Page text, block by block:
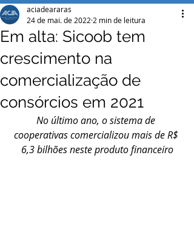
Em alta: Sicoob tem
crescimento na
comercialização de
consórcios em 2021
aciadeararas
24 de mai. de 2022 2 min de leitura
No último ano, o sistema de
cooperativas comercializou mais de R$
6,3 bilhões neste produto financeiro